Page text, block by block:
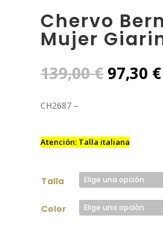
Chervo
Mujer
139,00€ El
precio
97,30 €El
CH2687 –
Atención: Talla italiana
Talla
Color